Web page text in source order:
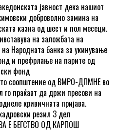
јавност дека нашиот
доброволно замина на
казна од шест и пол месеци.
на заложбата на
Народната банка за укинување
и префрлање на парите од
фонд
соопштение од ВМРО-ДПМНЕ во
го праќаат да држи пресови на
кривичната пријава.
резил 3 дел
Е БЕГСТВО ОД КАРПОШ